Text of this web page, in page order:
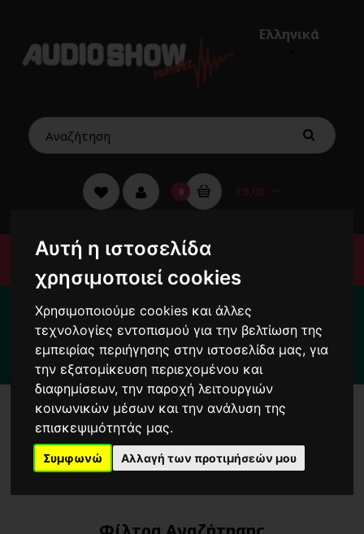
Αυτή η ιστοσελίδα
χρησιμοποιεί cookies
Χρησιμοποιούμε cookies και άλλες
τεχνολογίες εντοπισμού για την βελτίωση της
εμπειρίας περιήγησης στην ιστοσελίδα μας, για
την εξατομίκευση περιεχομένου και
διαφημίσεων, την παροχή λειτουργιών
κοινωνικών μέσων και την ανάλυση της
επισκεψιμότητάς μας.
Συμφωνώ Αλλαγή των προτιμήσεών μου
Ελληνικά
0 €0,00
Μενού
Για κάθε σας απορία καλέστε μας στο:
2104222000
3 λεπτάαπό τη στάση μετρό'Δημοτικό Θέατρο'
Προϊόντα στο ShowRoom